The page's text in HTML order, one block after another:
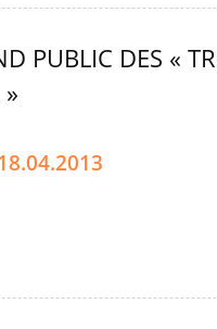
PUBLIC DES «